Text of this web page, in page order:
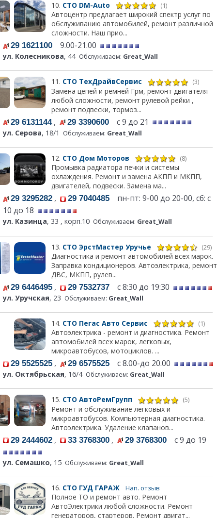
10. СТО DM-Auto (1)
Автоцентр предлагает широкий спектр услуг по
обслуживанию автомобилей, ремонт различной
сложности. Наш прио...
29 1621100 9.00-21.00
ул. Колесникова, 44 Обслуживаем: Great_Wall
11. СТО ТехДрайвСервис (3)
Замена цепей и ремней Грм, ремонт двигателя
любой сложности, ремонт рулевой рейки ,
ремонт подвески, тормоз...
29 6131144, 29 3390600 с 9 до 21
ул. Серова, 18/1 Обслуживаем: Great_Wall
12. СТО Дом Моторов (8)
Промывка радиатора печки и системы
охлаждения. Ремонт и замена АКПП и МКПП,
двигателей, подвески. Замена ма...
29 3295282 , 29 7040485 пн-пт: 9-00 до 20-00, сб: с
10 до 18
ул. Казинца, 33 , корп.10 Обслуживаем: Great_Wall
13. СТО ЭрстМастер Уручье (29)
Диагностика и ремонт автомобилей всех марок.
Заправка кондиционеров. Автоэлектрика, ремонт
ДВС, МКПП, рулев...
29 6446495 , 29 7532737 с 8:30 до 19:30
ул. Уручская, 23 Обслуживаем: Great_Wall
14. СТО Пегас Авто Сервис (1)
Автоэлектрика - ремонт и диагностика. Ремонт
автомобилей всех марок, легковых,
микроавтобусов, мотоциклов. ...
29 5525525 , 29 6575525 с 8.00-до 20.00
ул. Октябрьская, 16/4 Обслуживаем: Great_Wall
15. СТО АвтоРемГрупп (5)
Ремонт и обслуживание легковых и
микроавтобусов. Компьютерная диагностика.
Автоэлектрика. Удаление клапанов...
29 2444602 , 33 3768300 , 29 3768300 с 9 до 19
ул. Семашко, 15 Обслуживаем: Great_Wall
16. СТО ГУД ГАРАЖ Нап. отзыв
Полное ТО и ремонт авто. Ремонт
АвтоЭлектрики любой сложности. Ремонт
генераторов, стартеров. Ремонт двигат...